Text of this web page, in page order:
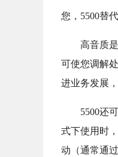
您，5500替
高音质
可使您调解
进业务发展
5500还
式下使用时
动（通常通